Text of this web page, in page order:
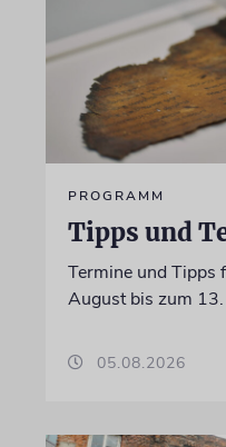
PROGRAMM
Tipps und
Termine und Tipps
August bis zum
05.08.2026